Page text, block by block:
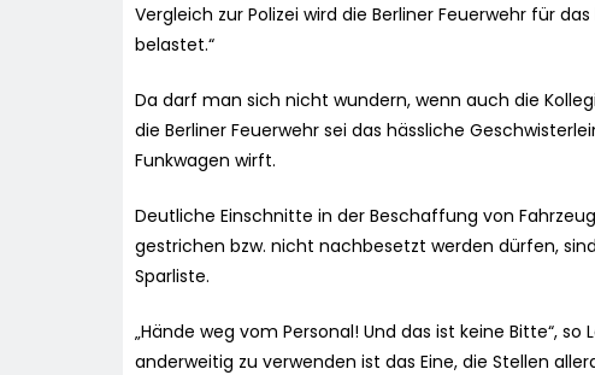
Vergleich zur Polizei wird die Berliner Feuerwehr für
belastet.“
Da darf man sich nicht wundern, wenn auch die
die Berliner Feuerwehr sei das hässliche
Funkwagen wirft.
Deutliche Einschnitte in der Beschaffung von
gestrichen bzw. nicht nachbesetzt werden dürfen,
Sparliste.
„Hände weg vom Personal! Und das ist keine Bitte“,
anderweitig zu verwenden ist das Eine, die Stellen